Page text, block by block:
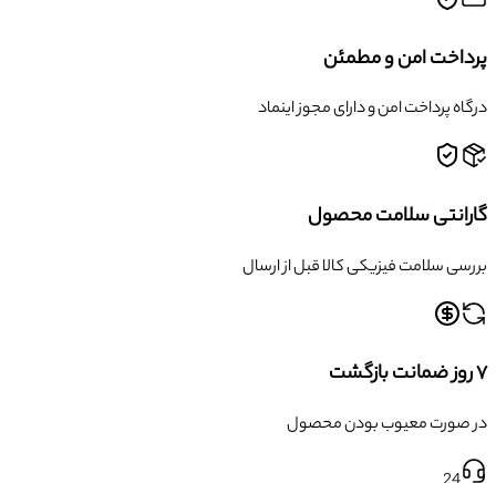
پرداخت امن و مطمئن
درگاه پرداخت امن و دارای مجوز اینماد
گارانتی سلامت محصول
بررسی سلامت فیزیکی کالا قبل از ارسال
۷ روز ضمانت بازگشت
در صورت معیوب بودن محصول